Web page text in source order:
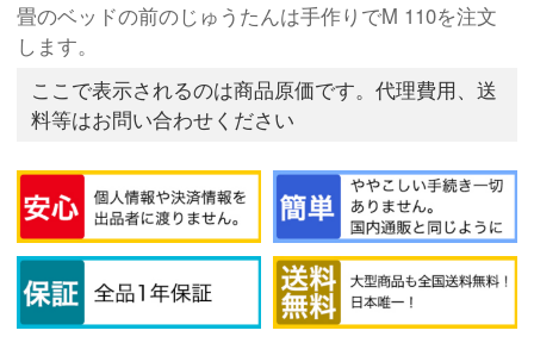
畳のベッドの前のじゅうたんは手作りでM 110を注文
します。
ここで表示されるのは商品原価です。代理費用、送
料等はお問い合わせください